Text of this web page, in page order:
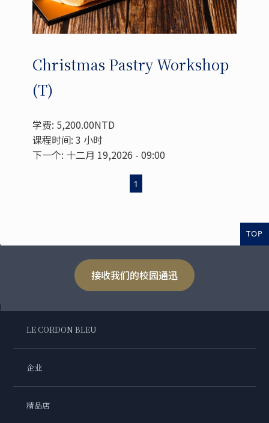
Christmas Pastry Workshop
(T)
学费: 5,200.00NTD
课程时间: 3 小时
下一个: 十二月 19,2026 - 09:00
1
TOP
接收我们的校园通迅
LE CORDON BLEU
企业
精品店